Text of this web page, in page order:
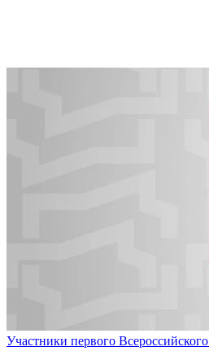
Участники первого